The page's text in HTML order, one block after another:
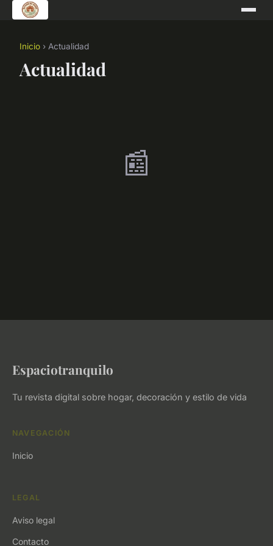
Inicio › Actualidad
Actualidad
📰
Espaciotranquilo
Tu revista digital sobre hogar, decoración y estilo de vida
NAVEGACIÓN
Inicio
LEGAL
Aviso legal
Contacto